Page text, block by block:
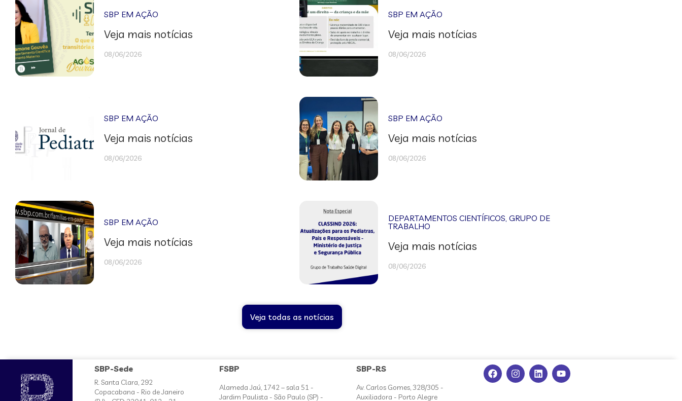
SBP EM AÇÃO
Veja mais notícias
08/06/2026
SBP EM AÇÃO
Veja mais notícias
08/06/2026
SBP EM AÇÃO
Veja mais notícias
08/06/2026
SBP EM AÇÃO
Veja mais notícias
08/06/2026
SBP EM AÇÃO
Veja mais notícias
08/06/2026
DEPARTAMENTOS CIENTÍFICOS,GRUPO DE
TRABALHO
Veja mais notícias
08/06/2026
Veja todas as notícias
SBP-Sede
R. Santa Clara, 292
Copacabana - Rio de Janeiro
FSBP
Alameda Jaú, 1742 – sala 51 -
Jardim Paulista - São Paulo (SP) -
SBP-RS
Av. Carlos Gomes, 328/305 -
Auxiliadora - Porto Alegre